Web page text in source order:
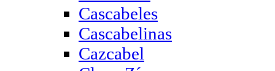
Cascabeles
Cascabelinas
Cazcabel